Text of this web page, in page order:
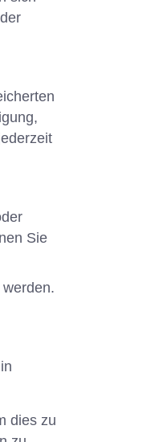
Sie
dies zu